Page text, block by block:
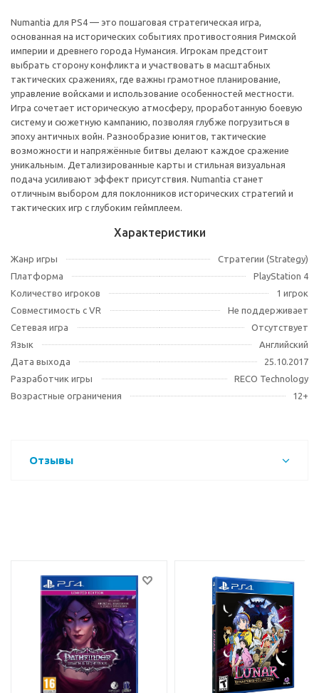
Numantia для PS4 — это пошаговая стратегическая игра,
основанная на исторических событиях противостояния Римской
империи и древнего города Нумансия. Игрокам предстоит
выбрать сторону конфликта и участвовать в масштабных
тактических сражениях, где важны грамотное планирование,
управление войсками и использование особенностей местности.
Игра сочетает историческую атмосферу, проработанную боевую
систему и сюжетную кампанию, позволяя глубже погрузиться в
эпоху античных войн. Разнообразие юнитов, тактические
возможности и напряжённые битвы делают каждое сражение
уникальным. Детализированные карты и стильная визуальная
подача усиливают эффект присутствия. Numantia станет
отличным выбором для поклонников исторических стратегий и
тактических игр с глубоким геймплеем.
Характеристики
Жанр игры
Стратегии (Strategy)
Платформа
PlayStation 4
Количество игроков
1 игрок
Совместимость с VR
Не поддерживает
Сетевая игра
Отсутствует
Язык
Английский
Дата выхода
25.10.2017
Разработчик игры
RECO Technology
Возрастные ограничения
12+
Отзывы